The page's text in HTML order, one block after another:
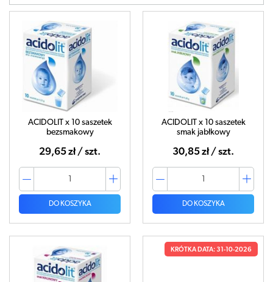
ACIDOLIT x 10 saszetek
bezsmakowy
29,65 zł / szt.
DO KOSZYKA
ACIDOLIT x 10 saszetek
smak jabłkowy
30,85 zł / szt.
DO KOSZYKA
KRÓTKA DATA: 31-10-2026